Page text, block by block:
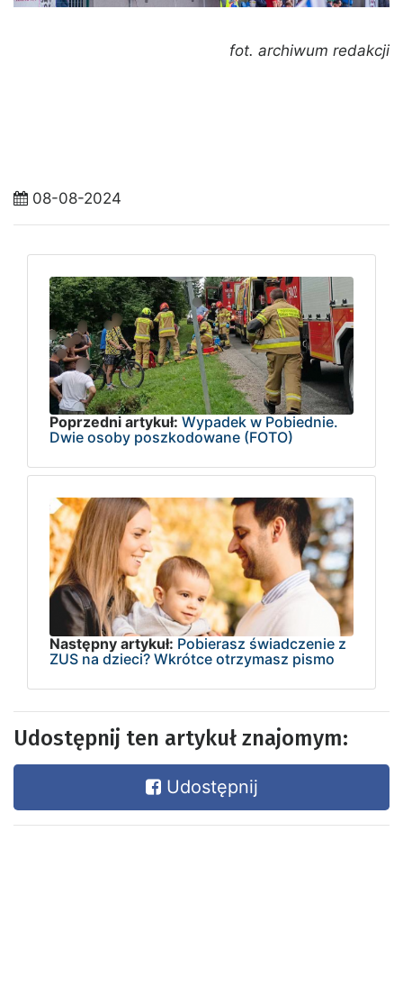
fot. archiwum redakcji
08-08-2024
Poprzedni artykuł: Wypadek w Pobiednie.
Dwie osoby poszkodowane (FOTO)
Następny artykuł: Pobierasz świadczenie z
ZUS na dzieci? Wkrótce otrzymasz pismo
Udostępnij ten artykuł znajomym:
Udostępnij